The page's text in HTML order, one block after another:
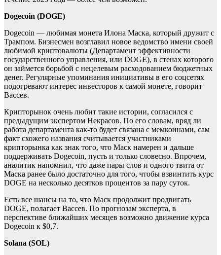
Dogecoin (DOGE)
Dogecoin — любимая монета Илона Маска, который дружит с
Трампом. Бизнесмен возглавил новое ведомство имени своей
любимой криптовалюты (Департамент эффективности
государственного управления, или DOGE), в стенах которого
он займется борьбой с нецелевым расходованием бюджетных
денег. Регулярные упоминания инициативы в его соцсетях
подогревают интерес инвесторов к самой монете, говорит
Вассев.
Крипторынок очень любит такие истории, согласился с
предыдущим экспертом Некрасов. По его словам, вряд ли
работа департамента как-то будет связана с мемкоинами, сам
факт схожего названия считывается участниками
крипторынка как знак того, что Маск намерен и дальше
поддерживать Dogecoin, пусть и только словесно. Впрочем,
аналитик напомнил, что даже пары слов и одного твита от
Маска ранее было достаточно для того, чтобы взвинтить курс
DOGE на несколько десятков процентов за пару суток.
Есть все шансы на то, что Маск продолжит продвигать
DOGE, полагает Вассев. По прогнозам эксперта, в
перспективе ближайших месяцев возможно движение курса
Dogecoin к $0,7.
Solana (SOL)